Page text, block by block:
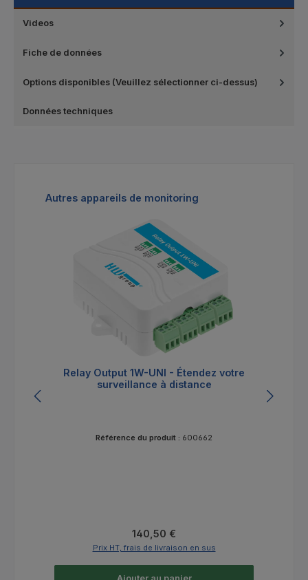
Videos
Fiche de données
Options disponibles (Veuillez sélectionner ci-dessus)
Données techniques
Ignorer la galerie de produits
Autres appareils de monitoring
Relay Output 1W-UNI - Étendez votre
surveillance à distance
Référence du produit : 600662
Prix régulier :
140,50 €
Prix HT, frais de livraison en sus